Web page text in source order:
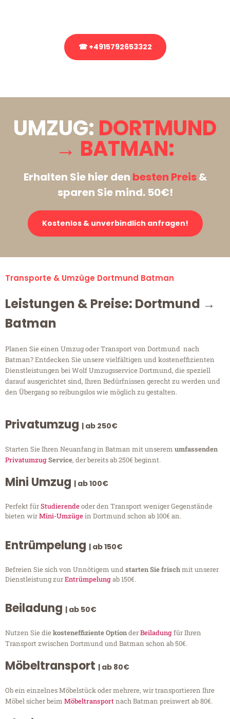
☎ +4915792653322
UMZUG: DORTMUND
→ BATMAN:
Erhalten Sie hier den besten Preis&
sparen Sie mind. 50€!
Kostenlos & unverbindlich anfragen!
Transporte & Umzüge Dortmund Batman
Leistungen & Preise: Dortmund →
Batman
Planen Sie einen Umzug oder Transport von Dortmund nach
Batman? Entdecken Sie unsere vielfältigen und kosteneffizienten
Dienstleistungen bei Wolf Umzugsservice Dortmund, die speziell
darauf ausgerichtet sind, Ihren Bedürfnissen gerecht zu werden und
den Übergang so reibungslos wie möglich zu gestalten.
Privatumzug | ab 250€
Starten Sie Ihren Neuanfang in Batman mit unserem umfassenden
PrivatumzugService, der bereits ab 250€ beginnt.
Mini Umzug | ab 100€
Perfekt fürStudierendeoder den Transport weniger Gegenstände
bieten wirMini-Umzügein Dortmund schon ab 100€ an.
Entrümpelung | ab 150€
Befreien Sie sich von Unnötigem undstarten Sie frischmit unserer
Dienstleistung zurEntrümpelungab 150€.
Beiladung | ab 50€
Nutzen Sie diekosteneffiziente OptionderBeiladungfür Ihren
Transport zwischen Dortmund und Batman schon ab 50€.
Möbeltransport | ab 80€
Ob ein einzelnes Möbelstück oder mehrere, wir transportieren Ihre
Möbel sicher beim Möbeltransportnach Batman preiswert ab 80€.